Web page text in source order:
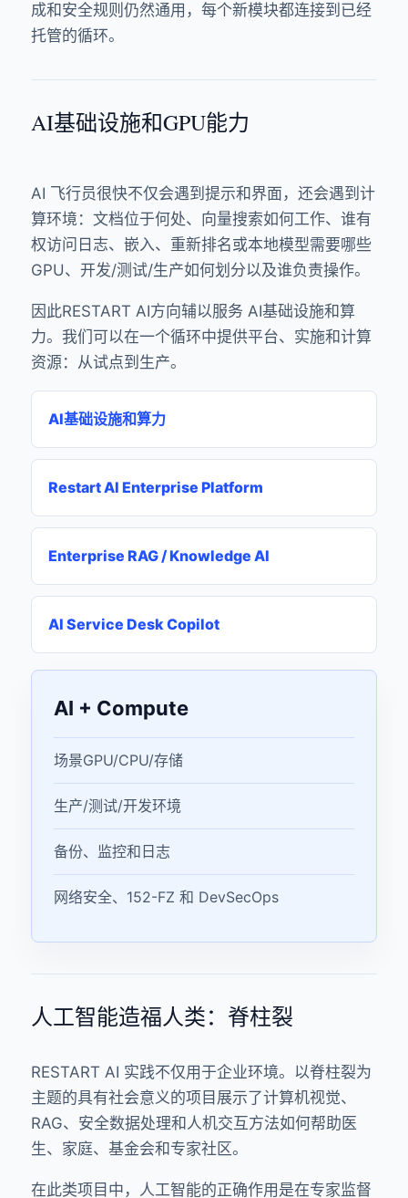
成和安全规则仍然通用，每个新模块都连接到已经
托管的循环。
AI基础设施和GPU能力
AI 飞行员很快不仅会遇到提示和界面，还会遇到计
算环境：文档位于何处、向量搜索如何工作、谁有
权访问日志、嵌入、重新排名或本地模型需要哪些
GPU、开发/测试/生产如何划分以及谁负责操作。
因此RESTART AI方向辅以服务 AI基础设施和算
力。我们可以在一个循环中提供平台、实施和计算
资源：从试点到生产。
AI基础设施和算力
Restart AI Enterprise Platform
Enterprise RAG / Knowledge AI
AI Service Desk Copilot
AI + Compute
场景GPU/CPU/存储
生产/测试/开发环境
备份、监控和日志
网络安全、152-FZ 和 DevSecOps
人工智能造福人类：脊柱裂
RESTART AI 实践不仅用于企业环境。以脊柱裂为
主题的具有社会意义的项目展示了计算机视觉、
RAG、安全数据处理和人机交互方法如何帮助医
生、家庭、基金会和专家社区。
在此类项目中，人工智能的正确作用是在专家监督